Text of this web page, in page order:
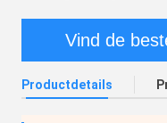
Vind de
Productdetails